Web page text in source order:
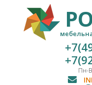
Пн-